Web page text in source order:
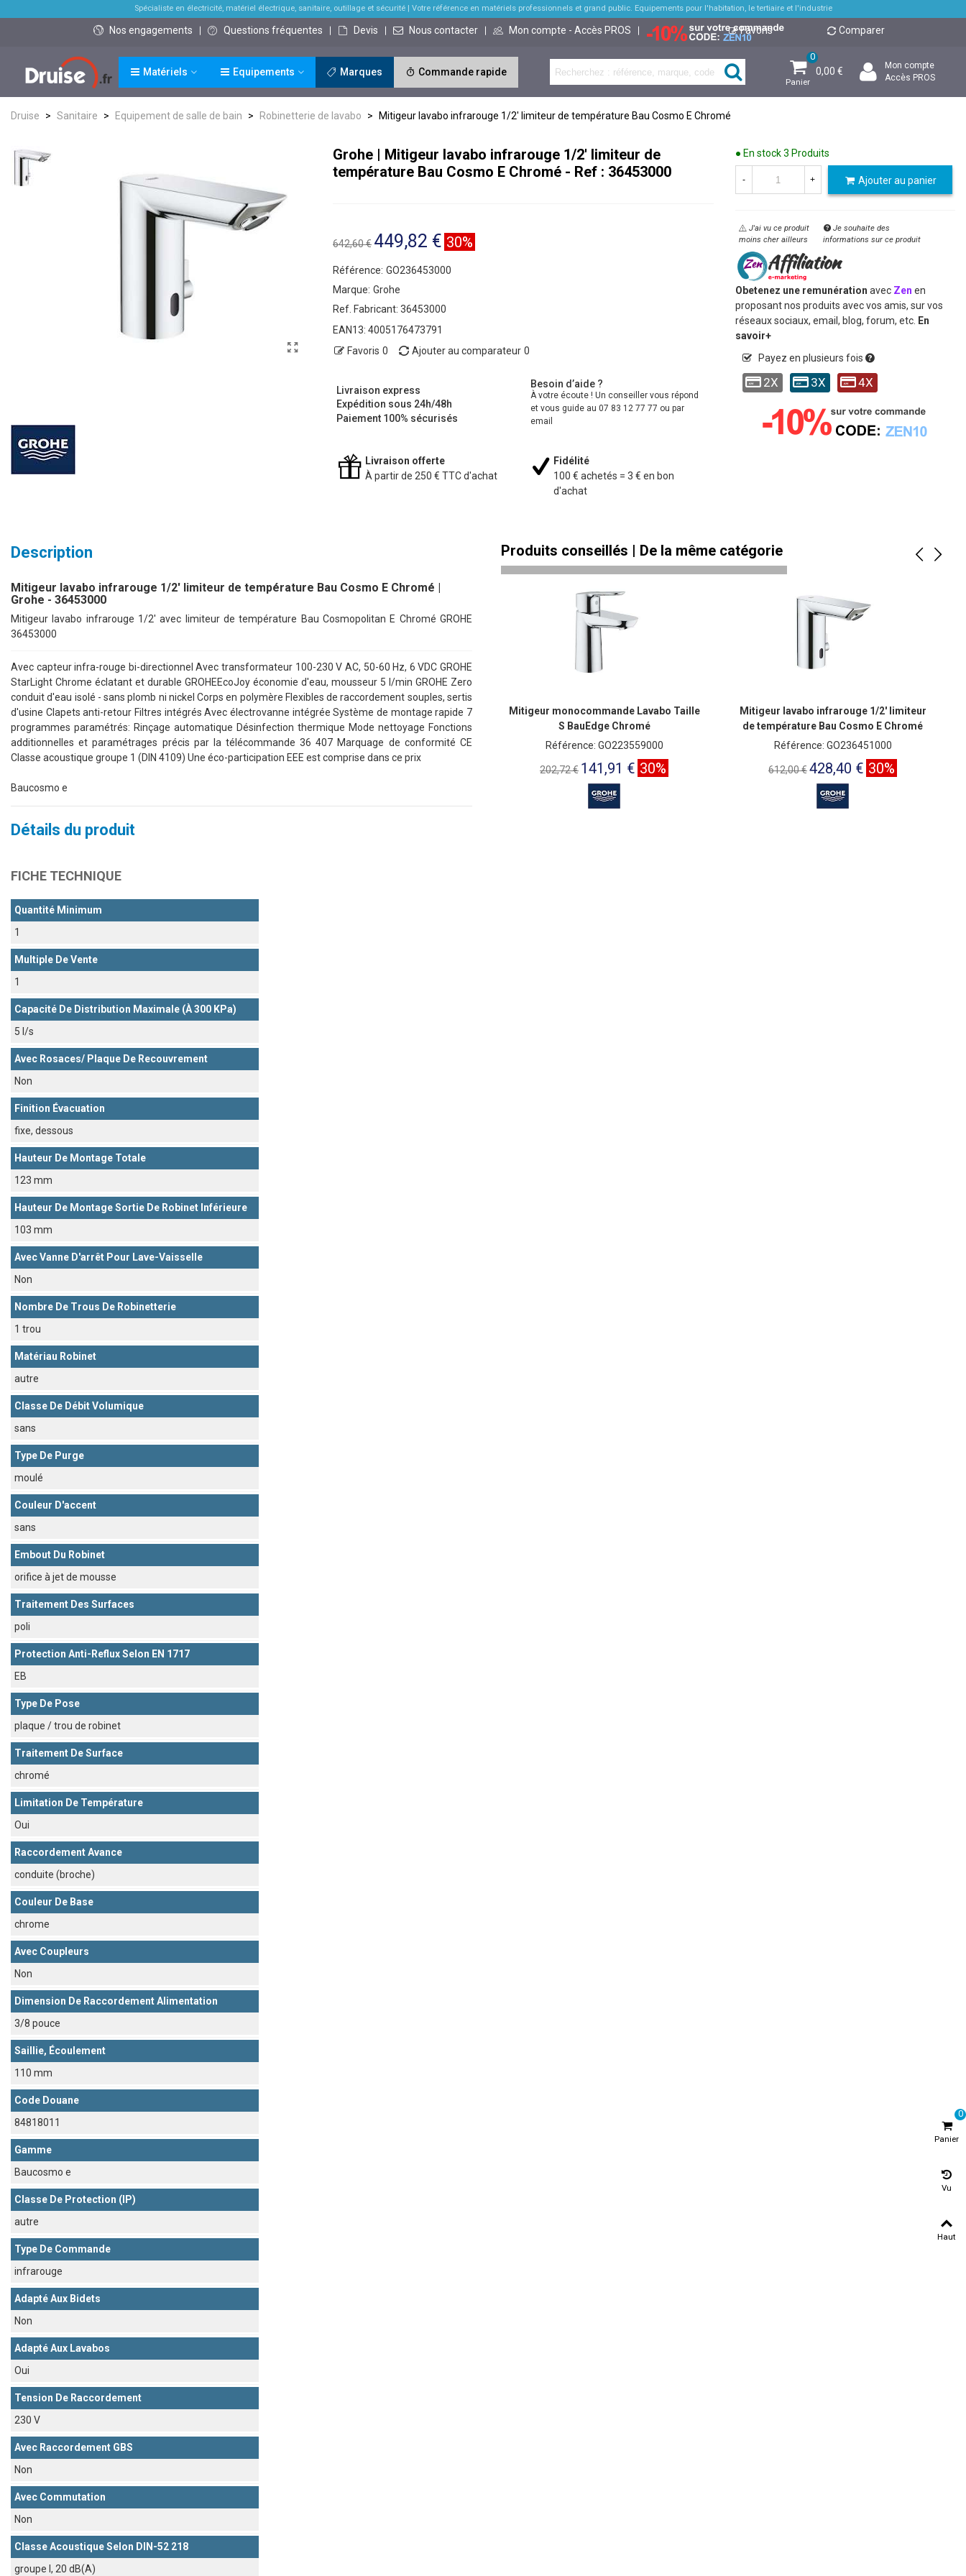
Spécialiste en électricité, matériel électrique, sanitaire, outillage et sécurité| Votre référence en matériels professionnels et grand public. Equipements pour l'habitation, le tertiaire et l'industrie
Nos engagements Questions fréquentes Devis Nous contacter Mon compte - Accès PROS Favoris Comparer
Matériels Equipements Marques Commande rapide
Panier
0
0,00 €
Mon compte
Accès PROS
Druise > Sanitaire > Equipement de salle de bain > Robinetterie de lavabo > Mitigeur lavabo infrarouge 1/2' limiteur de température Bau Cosmo E Chromé
Grohe | Mitigeur lavabo infrarouge 1/2' limiteur de
température Bau Cosmo E Chromé - Ref : 36453000
642,60 € 449,82 € 30%
Référence: GO236453000
Marque: Grohe
Ref. Fabricant: 36453000
EAN13: 4005176473791
Favoris 0 Ajouter au comparateur 0
Livraison express
Expédition sous 24h/48h
Paiement 100% sécurisés
Besoin d’aide ?
À votre écoute ! Un conseiller vous répond
et vous guide au 07 83 12 77 77 ou par
email
Livraison offerte
À partir de 250 € TTC d'achat
Fidélité
100 € achetés = 3 € en bon
d'achat
● En stock3 Produits
- + Ajouter au panier
J'ai vu ce produit
moins cher ailleurs
Je souhaite des
informations sur ce produit
Obetenez une remunération avec Zen en
proposant nos produits avec vos amis, sur vos
réseaux sociaux, email, blog, forum, etc. En
savoir+
Payez en plusieurs fois
2X 3X 4X
Description
Mitigeur lavabo infrarouge 1/2' limiteur de température Bau Cosmo E Chromé |
Grohe - 36453000
Mitigeur lavabo infrarouge 1/2' avec limiteur de température Bau Cosmopolitan E Chromé GROHE
36453000
Avec capteur infra-rouge bi-directionnel Avec transformateur 100-230 V AC, 50-60 Hz, 6 VDC GROHE
StarLight Chrome éclatant et durable GROHEEcoJoy économie d'eau, mousseur 5 l/min GROHE Zero
conduit d'eau isolé - sans plomb ni nickel Corps en polymère Flexibles de raccordement souples, sertis
d'usine Clapets anti-retour Filtres intégrés Avec électrovanne intégrée Système de montage rapide 7
programmes paramétrés: Rinçage automatique Désinfection thermique Mode nettoyage Fonctions
additionnelles et paramétrages précis par la télécommande 36 407 Marquage de conformité CE
Classe acoustique groupe 1 (DIN 4109) Une éco-participation EEE est comprise dans ce prix
Baucosmo e
Détails du produit
FICHE TECHNIQUE
Quantité Minimum
1
Multiple De Vente
1
Capacité De Distribution Maximale (à 300 KPa)
5 l/s
Avec Rosaces/ Plaque De Recouvrement
Non
Finition Évacuation
fixe, dessous
Hauteur De Montage Totale
123 mm
Hauteur De Montage Sortie De Robinet Inférieure
103 mm
Avec Vanne D'arrêt Pour Lave-Vaisselle
Non
Nombre De Trous De Robinetterie
1 trou
Matériau Robinet
autre
Classe De Débit Volumique
sans
Type De Purge
moulé
Couleur D'accent
sans
Embout Du Robinet
orifice à jet de mousse
Traitement Des Surfaces
poli
Protection Anti-Reflux Selon EN 1717
EB
Type De Pose
plaque / trou de robinet
Traitement De Surface
chromé
Limitation De Température
Oui
Raccordement Avance
conduite (broche)
Couleur De Base
chrome
Avec Coupleurs
Non
Dimension De Raccordement Alimentation
3/8 pouce
Saillie, Écoulement
110 mm
Code Douane
84818011
Gamme
Baucosmo e
Classe De Protection (IP)
autre
Type De Commande
infrarouge
Adapté Aux Bidets
Non
Adapté Aux Lavabos
Oui
Tension De Raccordement
230 V
Avec Raccordement GBS
Non
Avec Commutation
Non
Classe Acoustique Selon DIN-52 218
groupe I, 20 dB(A)
Produits conseillés | De la même catégorie
Mitigeur monocommande Lavabo Taille
S BauEdge Chromé
Référence: GO223559000
202,72 € 141,91 € 30%
Mitigeur lavabo infrarouge 1/2' limiteur
de température Bau Cosmo E Chromé
Référence: GO236451000
612,00 €428,40 € 30%
Panier
0
Vu
Haut